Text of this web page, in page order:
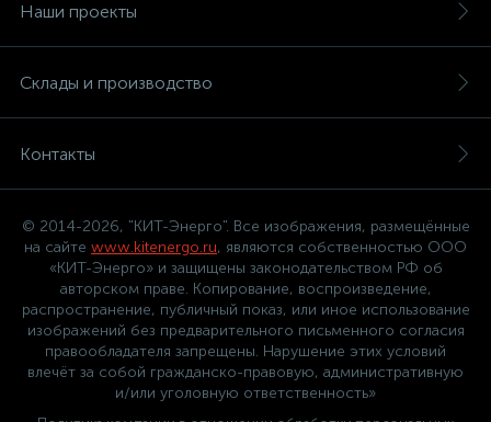
Наши проекты
Склады и производство
Контакты
© 2014-2026, "КИТ-Энерго". Все изображения, размещённые
на сайте www.kitenergo.ru, являются собственностью ООО
«КИТ-Энерго» и защищены законодательством РФ об
авторском праве. Копирование, воспроизведение,
распространение, публичный показ, или иное использование
изображений без предварительного письменного согласия
правообладателя запрещены. Нарушение этих условий
влечёт за собой гражданско-правовую, административную
и/или уголовную ответственность»